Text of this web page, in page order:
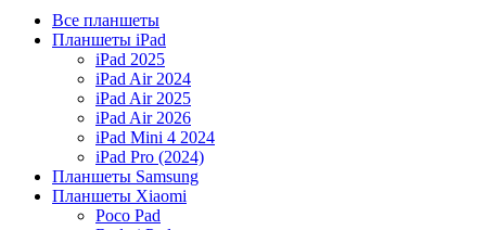
Все планшеты
Планшеты iPad
iPad 2025
iPad Air 2024
iPad Air 2025
iPad Air 2026
iPad Mini 4 2024
iPad Pro (2024)
Планшеты Samsung
Планшеты Xiaomi
Poco Pad